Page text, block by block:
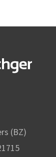
(BZ)